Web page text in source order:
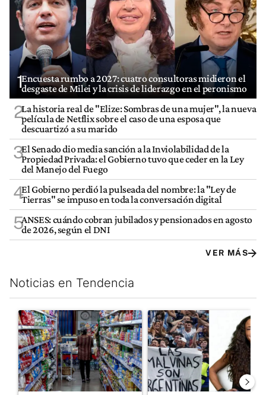
1Encuesta rumbo a 2027: cuatro consultoras midieron el
desgaste de Milei y la crisis de liderazgo en el peronismo
2La historia real de "Elize: Sombras de una mujer", la nueva
película de Netflix sobre el caso de una esposa que
descuartizó a su marido
3El Senado dio media sanción a la Inviolabilidad de la
Propiedad Privada: el Gobierno tuvo que ceder en la Ley
del Manejo del Fuego
4El Gobierno perdió la pulseada del nombre: la "Ley de
Tierras" se impuso en toda la conversación digital
5ANSES: cuándo cobran jubilados y pensionados en agosto
de 2026, según el DNI
VER MÁS
Noticias en Tendencia
Este listado muestra los artículos con más comentarios en los
Un artículo de tendencia con el título "La inflación en CABA
Un artículo de tendencia con